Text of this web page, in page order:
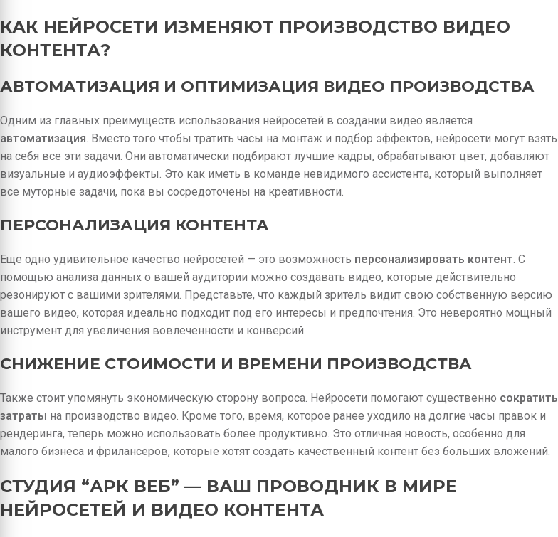
КАК НЕЙРОСЕТИ ИЗМЕНЯЮТ ПРОИЗВОДСТВО ВИДЕО
КОНТЕНТА?
АВТОМАТИЗАЦИЯ И ОПТИМИЗАЦИЯ ВИДЕО ПРОИЗВОДСТВА
Одним из главных преимуществ использования нейросетей в создании видео является
автоматизация. Вместо того чтобы тратить часы на монтаж и подбор эффектов, нейросети могут взять
на себя все эти задачи. Они автоматически подбирают лучшие кадры, обрабатывают цвет, добавляют
визуальные и аудиоэффекты. Это как иметь в команде невидимого ассистента, который выполняет
все муторные задачи, пока вы сосредоточены на креативности.
ПЕРСОНАЛИЗАЦИЯ КОНТЕНТА
Еще одно удивительное качество нейросетей — это возможность персонализировать контент. С
помощью анализа данных о вашей аудитории можно создавать видео, которые действительно
резонируют с вашими зрителями. Представьте, что каждый зритель видит свою собственную версию
вашего видео, которая идеально подходит под его интересы и предпочтения. Это невероятно мощный
инструмент для увеличения вовлеченности и конверсий.
СНИЖЕНИЕ СТОИМОСТИ И ВРЕМЕНИ ПРОИЗВОДСТВА
Также стоит упомянуть экономическую сторону вопроса. Нейросети помогают существенно сократить
затраты на производство видео. Кроме того, время, которое ранее уходило на долгие часы правок и
рендеринга, теперь можно использовать более продуктивно. Это отличная новость, особенно для
малого бизнеса и фрилансеров, которые хотят создать качественный контент без больших вложений.
СТУДИЯ “АРК ВЕБ” — ВАШ ПРОВОДНИК В МИРЕ
НЕЙРОСЕТЕЙ И ВИДЕО КОНТЕНТА